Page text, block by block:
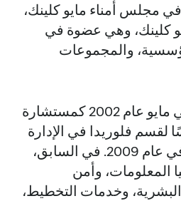
مجلس أمناء مايو كلينك،
كلينك، وهي عضوة في
والمجموعات
بدأت حياتها المهنية في مايو عام 2002 كمستشارة
لقسم فلوريدا في الإدارة
القانونية لمايو كلينك في عام 2009. في السابق،
المعلومات، وأمن
وخدمات التخطيط،